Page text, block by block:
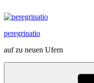
Inhalt
peregrinatio
auf zu neuen Ufern